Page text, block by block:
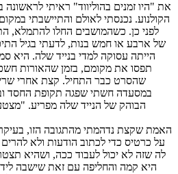
הקולנוע. נכנסתי לאולם והתיישבתי
לפני כן. כשהמושבים החלו להתמלא,
של ארבע או חמש בנות, לדעתי בגיל
הייתה עסוקה למדי בנייד שלה. היא
תפסו את מקומם, בזמן שהאורות
שהסרט כבר התחיל. קצת אחרי שריק
במסעדה חשתי שפגה תקופת החסד
הבוהק של הנייד שלה מפריע.
האמת שקצת נדהמתי מהתגובה הזו,
על כרטיס כדי לכתוב הודעות ולא
לה שזה לא יכול לעבוד ככה, ושהיא
היא קמה והחליפה עם זאת שישבה